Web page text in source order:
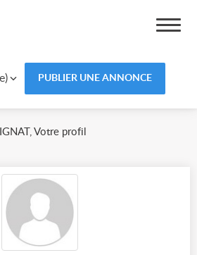
PUBLIER UNE ANNONCE
Votre profil